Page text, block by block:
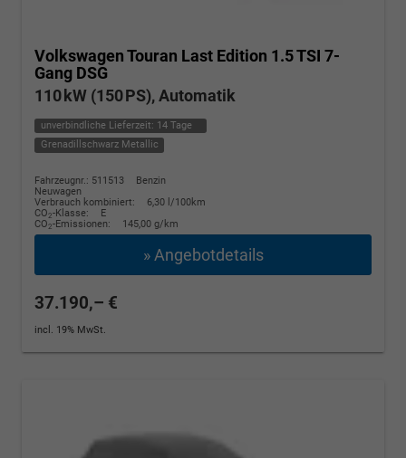
Volkswagen Touran Last Edition 1.5 TSI 7-
Gang DSG
110 kW (150 PS), Automatik
unverbindliche Lieferzeit: 14 Tage
Grenadillschwarz Metallic
Fahrzeugnr.: 511513
Benzin
Neuwagen
Verbrauch kombiniert:
6,30 l/100km
CO2-Klasse:
E
CO2-Emissionen: 145,00 g/km
» Angebotdetails
37.190,– €
incl. 19% MwSt.